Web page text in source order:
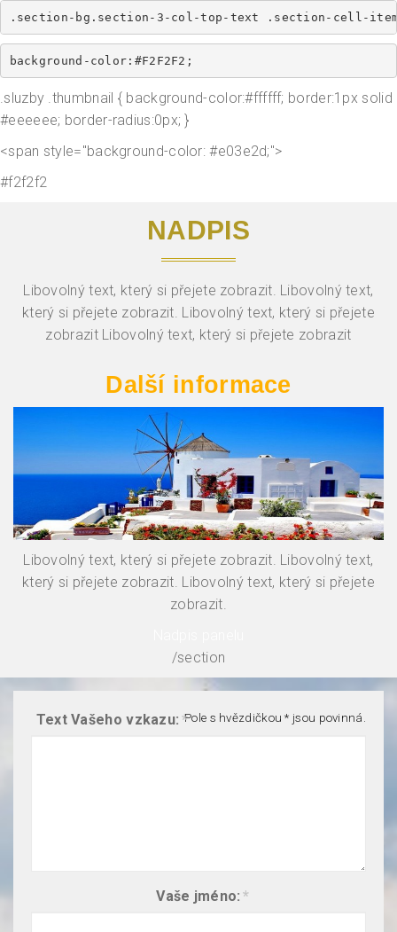
.section-bg.section-3-col-top-text .section-cell-item
background-color:#F2F2F2;
.sluzby .thumbnail { background-color:#ffffff; border:1px solid
#eeeeee; border-radius:0px; }
<span style="background-color: #e03e2d;">
#f2f2f2
NADPIS
Libovolný text, který si přejete zobrazit. Libovolný text,
který si přejete zobrazit. Libovolný text, který si přejete
zobrazit Libovolný text, který si přejete zobrazit
Další informace
Libovolný text, který si přejete zobrazit. Libovolný text,
který si přejete zobrazit. Libovolný text, který si přejete
zobrazit.
/section
Pole s hvězdičkou * jsou povinná.
*
Text Vašeho vzkazu:
*
Vaše jméno: